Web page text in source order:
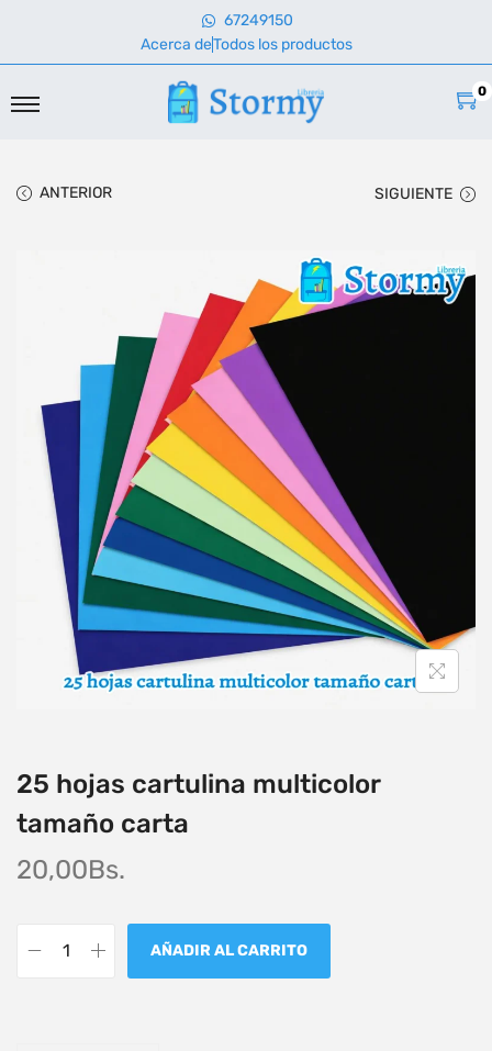
67249150
Acerca deTodos los productos
0
ANTERIOR SIGUIENTE
25 hojas cartulina multicolor
tamaño carta
20,00Bs.
AÑADIR AL CARRITO